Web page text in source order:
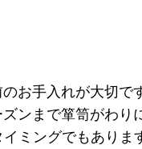
お手入れが大切で
ンまで箪笥がわ
ミングでもありま